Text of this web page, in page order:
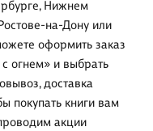
Нижнем
на-Дону или
оформить заказ
огнем» и выбрать
доставка
покупать книги вам
акции